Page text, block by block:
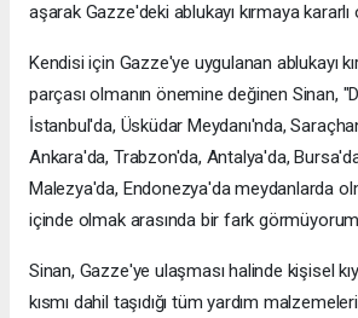
aşarak Gazze'deki ablukayı kırmaya kararlı
Kendisi için Gazze'ye uygulanan ablukayı
parçası olmanın önemine değinen Sinan,
İstanbul'da, Üsküdar Meydanı'nda,
Ankara'da, Trabzon'da, Antalya'da,
Malezya'da, Endonezya'da meydanlarda
içinde olmak arasında bir fark
Sinan, Gazze'ye ulaşması halinde kişisel
kısmı dahil taşıdığı tüm yardım